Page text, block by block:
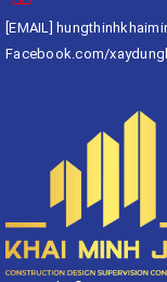
[EMAIL]
Facebook.com/